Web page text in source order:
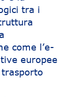
tra i
come l’e-
europee